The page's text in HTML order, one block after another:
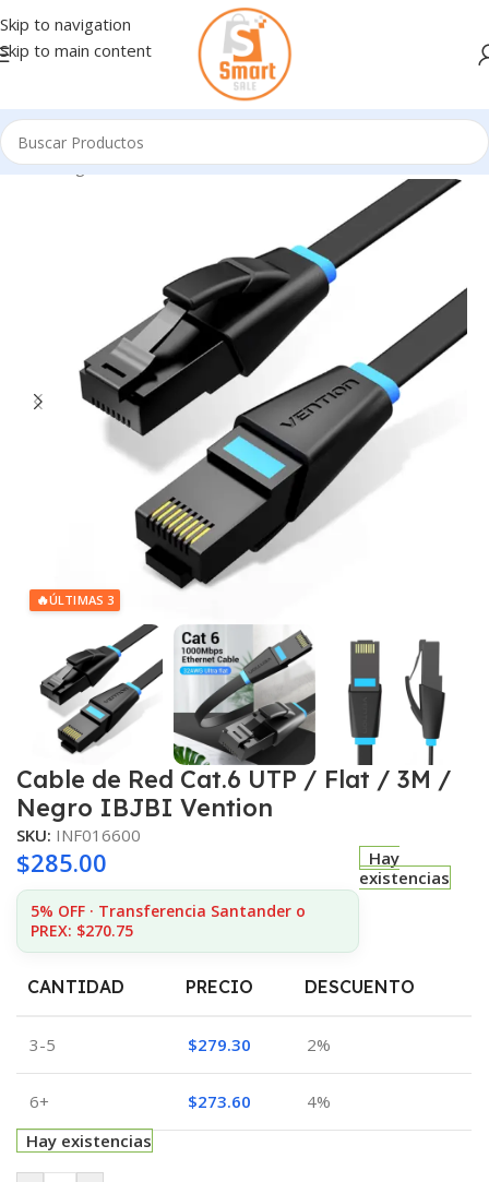
Skip to navigation
Skip to main content
Inicio/Ingresando
🔥ÚLTIMAS 3
Cable de Red Cat.6 UTP / Flat / 3M /
Negro IBJBI Vention
SKU: INF016600
$285.00
5% OFF · Transferencia Santander o
PREX: $270.75
Hay
existencias
CANTIDAD PRECIO DESCUENTO
3-5 $279.30 2%
6+ $273.60
4%
Hay existencias